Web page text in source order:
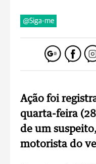
@Siga-me
Ação foi
quarta-feira
de um
motorista do